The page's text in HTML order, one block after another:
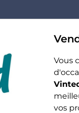
Vous
vos